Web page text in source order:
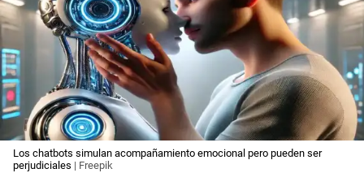
Los chatbots simulan acompañamiento emocional pero pueden ser
perjudiciales | Freepik